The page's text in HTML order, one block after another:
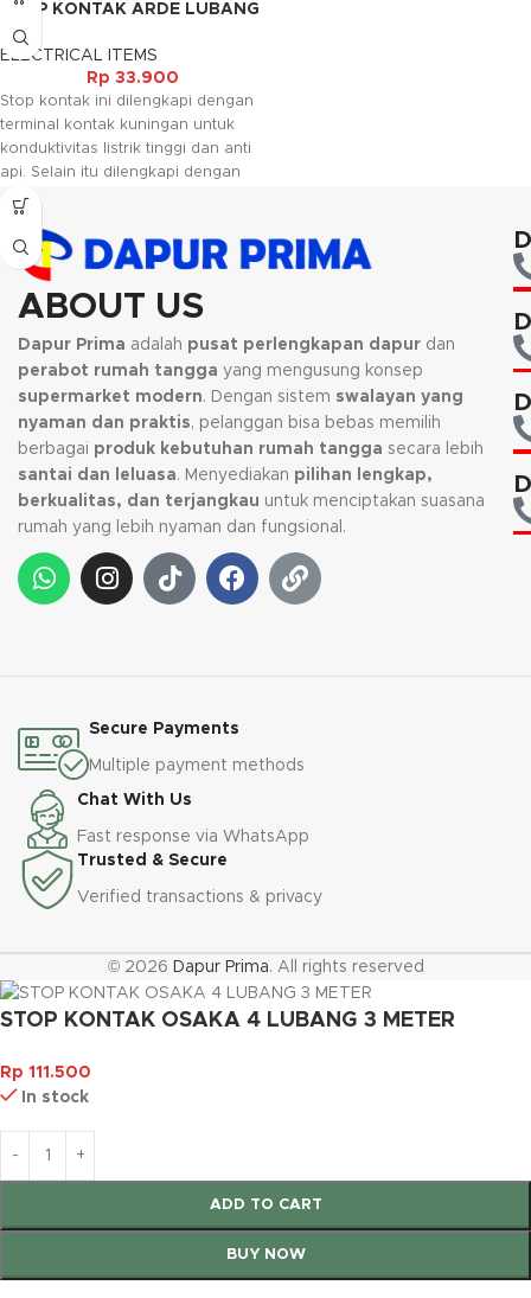
dengan senter tersebut.
colokan yang bisa digunakan pada
colokan listrik. Mug ini cocok
digunakan untuk acara di outdoor
seperti camping, kemah maupun
acara lainnya.
STOP KONTAK ARDE LUBANG
ELECTRICAL ITEMS
Rp 33.900
Stop kontak ini dilengkapi dengan
terminal kontak kuningan untuk
konduktivitas listrik tinggi dan anti
api. Selain itu dilengkapi dengan
terminal pembumian untuk
bisa dilakukan pada dinding
langsung dengan sekrup. Tersedia
dalam varian 2 lubang, 3 lubang
dan 4 lubang.
Kami akan menghubungi Anda
kembali, jika request warna tidak
tersedia.
ABOUT US
Dapur Prima adalah pusat perlengkapan dapur dan
perabot rumah tangga yang mengusung konsep
supermarket modern. Dengan sistem swalayan yang
nyaman dan praktis, pelanggan bisa bebas memilih
berbagai produk kebutuhan rumah tangga secara lebih
santai dan leluasa. Menyediakan pilihan lengkap,
berkualitas, dan terjangkau untuk menciptakan suasana
rumah yang lebih nyaman dan fungsional.
Secure Payments
Multiple payment methods
Chat With Us
Fast response via WhatsApp
Trusted & Secure
Verified transactions & privacy
© 2026 Dapur Prima. All rights reserved
STOP KONTAK OSAKA 4 LUBANG 3 METER
Rp 111.500
In stock
ADD TO CART
BUY NOW